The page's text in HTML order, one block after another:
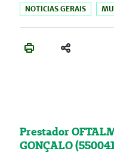
NOTICIAS GERAIS
Prestador
GONÇALO